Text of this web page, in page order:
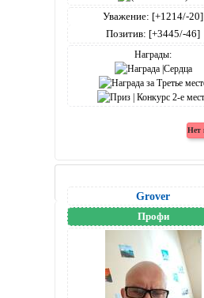
Уважение: [+1214/-20]
Позитив: [+3445/-46]
Награды:
Grover
Профи